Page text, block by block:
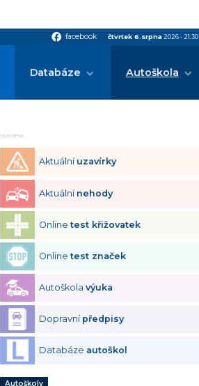
facebook facebook čtvrtek 6.srpna 2026• 21:30
Databáze Autoškola
reklama
Aktuální uzavírky
Aktuální nehody
Onlinetest křižovatek
Onlinetest značek
Autoškolavýuka
Dopravní předpisy
Databáze autoškol
Autoškoly